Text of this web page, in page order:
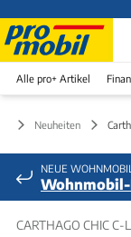
Alle pro+ Artikel
Neuheiten
NEUE
CARTHAGO CHIC C-